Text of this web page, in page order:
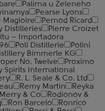
Palirna u Zeleneho
Pearse Lyons
Magloire
Pernod Ricard
Distilleries
Pierre Croizet
– Importadora
Poli Distillerie
Polini
Bimmerle KG
No. Twelve
Proximo
Spirits International
R. L. Seale & Co. Ltd
Remy Martin
Reyka
& Co
Rodionov &
Ron Barcelo
Ronrico